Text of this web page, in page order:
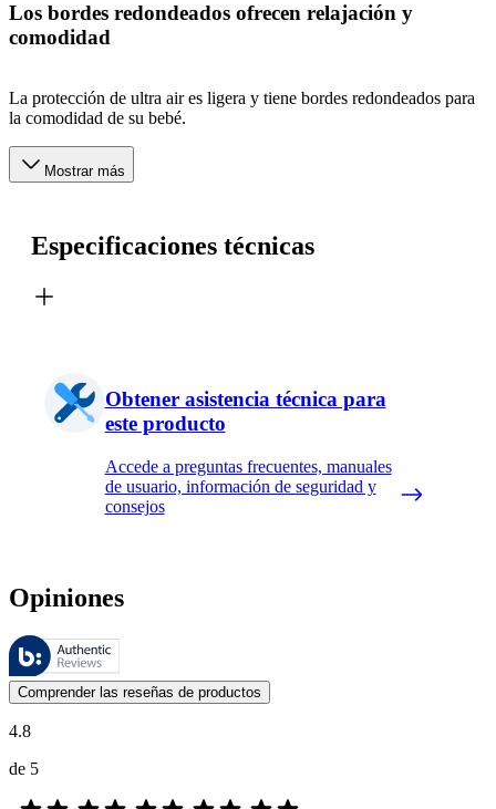
Los bordes redondeados ofrecen relajación y
comodidad
La protección de ultra air es ligera y tiene bordes redondeados para
la comodidad de su bebé.
Mostrar más
Especificaciones técnicas
Obtener asistencia técnica para
este producto
Accede a preguntas frecuentes, manuales
de usuario, información de seguridad y
consejos
Opiniones
Estas reseñas las gestiona Bazaarvoice y cumplen con la política de
Las opiniones de los clientes en forma de reseñas de productos y
Comprender las reseñas de productos
4.8
de 5